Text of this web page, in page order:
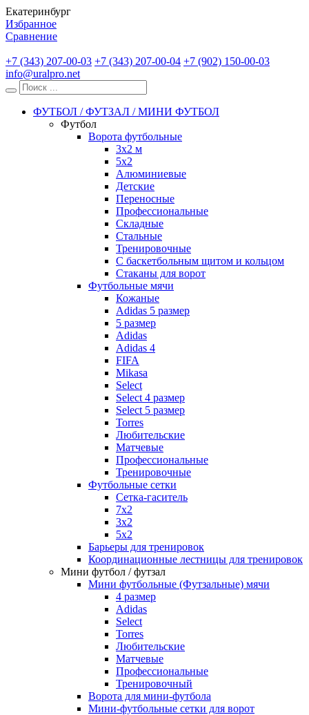
Екатеринбург
Избранное
Сравнение
+7 (343) 207-00-03 +7 (343) 207-00-04 +7 (902) 150-00-03
info@uralpro.net
ФУТБОЛ / ФУТЗАЛ / МИНИ ФУТБОЛ
Футбол
Ворота футбольные
3х2 м
5х2
Алюминиевые
Детские
Переносные
Профессиональные
Складные
Стальные
Тренировочные
С баскетбольным щитом и кольцом
Стаканы для ворот
Футбольные мячи
Кожаные
Adidas 5 размер
5 размер
Adidas
Adidas 4
FIFA
Mikasa
Select
Select 4 размер
Select 5 размер
Torres
Любительские
Матчевые
Профессиональные
Тренировочные
Футбольные сетки
Сетка-гаситель
7x2
3х2
5х2
Барьеры для тренировок
Координационные лестницы для тренировок
Мини футбол / футзал
Мини футбольные (Футзальные) мячи
4 размер
Adidas
Select
Torres
Любительские
Матчевые
Профессиональные
Тренировочный
Ворота для мини-футбола
Мини-футбольные сетки для ворот